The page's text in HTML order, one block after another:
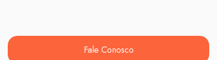
Fale Conosco